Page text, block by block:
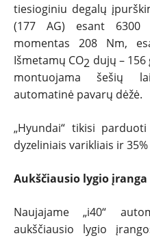
tiesioginiu degalų
(177 AG) esant
momentas 208 Nm,
Išmetamų CO2 dujų –
montuojama šešių
automatinė pavarų dėžė.
„Hyundai“ tikisi
dyzeliniais varikliais ir
Aukščiausio lygio įranga
Naujajame „i40“
aukščiausio lygio